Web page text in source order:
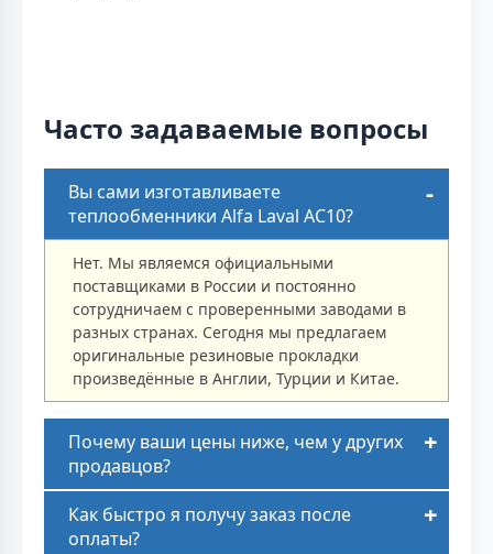
Часто задаваемые вопросы
Вы сами изготавливаете
теплообменники Alfa Laval AC10?
Нет. Мы являемся официальными
поставщиками в России и постоянно
сотрудничаем с проверенными заводами в
разных странах. Сегодня мы предлагаем
оригинальные резиновые прокладки
произведённые в Англии, Турции и Китае.
Почему ваши цены ниже, чем у других
продавцов?
Как быстро я получу заказ после
оплаты?